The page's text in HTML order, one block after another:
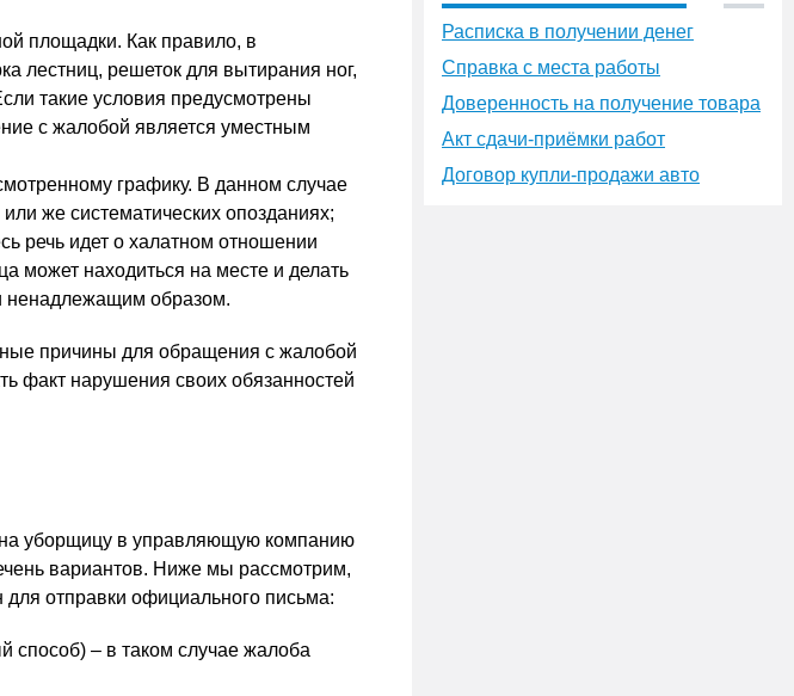
площадки. Как правило, в
лестниц, решеток для вытирания ног,
такие условия предусмотрены
с жалобой является уместным
графику. В данном случае
же систематических опозданиях;
речь идет о халатном отношении
может находиться на месте и делать
ненадлежащим образом.
причины для обращения с жалобой
факт нарушения своих обязанностей
уборщицу в управляющую компанию
вариантов. Ниже мы рассмотрим,
отправки официального письма:
способ) – в таком случае жалоба
Расписка в получении денег
Справка с места работы
Доверенность на получение товара
Акт сдачи-приёмки работ
Договор купли-продажи авто